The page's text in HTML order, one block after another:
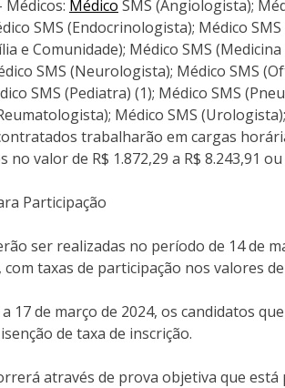
Médicos: Médico SMS (Angiologista);
SMS (Endocrinologista); Médico
e Comunidade); Médico SMS
SMS (Neurologista); Médico SMS
SMS (Pediatra) (1); Médico SMS
Médico SMS (Urologista);
trabalharão em cargas
valor de R$ 1.872,29 a R$ 8.243,91
Participação
ser realizadas no período de 14 de
, com taxas de participação nos valores de
17 de março de 2024, os candidatos
de taxa de inscrição.
através de prova objetiva que